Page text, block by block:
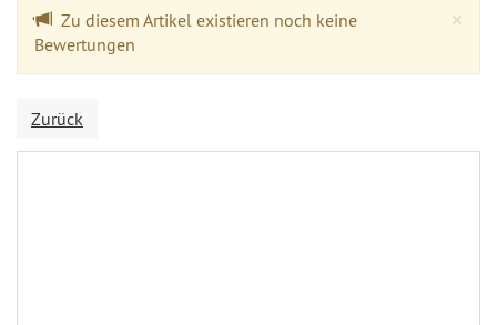
×
Zu diesem Artikel existieren noch keine
Bewertungen
Zurück